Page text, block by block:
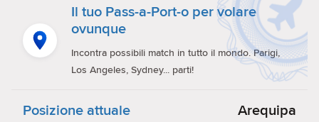
Il tuo Pass-a-Port-o per volare
ovunque
Incontra possibili match in tutto il mondo. Parigi,
Los Angeles, Sydney... parti!
Posizione attuale Arequipa